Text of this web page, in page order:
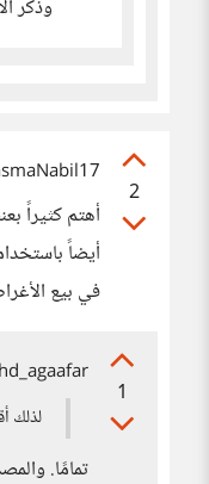
وذكر
2
أهتم كثيراً
أيضاً
في بيع
1
لذلك
تمامًا.